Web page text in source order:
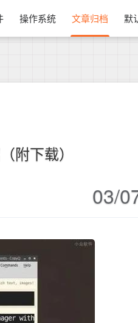
操作系统 文章归档 默
附下载）
03/